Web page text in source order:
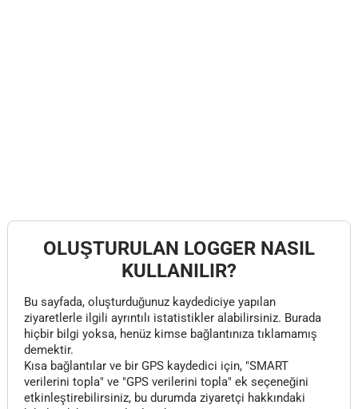
OLUŞTURULAN LOGGER NASIL
KULLANILIR?
Bu sayfada, oluşturduğunuz kaydediciye yapılan
ziyaretlerle ilgili ayrıntılı istatistikler alabilirsiniz. Burada
hiçbir bilgi yoksa, henüz kimse bağlantınıza tıklamamış
demektir.
Kısa bağlantılar ve bir GPS kaydedici için, "SMART
verilerini topla" ve "GPS verilerini topla" ek seçeneğini
etkinleştirebilirsiniz, bu durumda ziyaretçi hakkındaki